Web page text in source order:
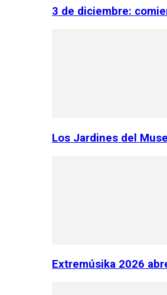
3 de diciembre:
Los Jardines del
Extremúsika 2026